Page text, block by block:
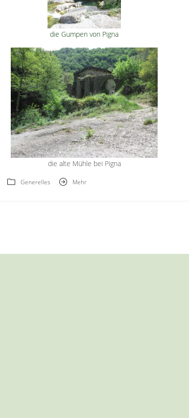
die Gumpen von Pigna
die alte Mühle bei Pigna
Generelles Mehr